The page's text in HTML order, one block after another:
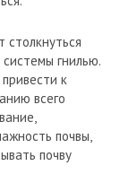
гнилью.
к
всего
почвы,
почву